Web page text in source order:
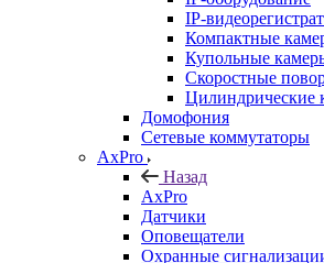
IP-
Компактные
Купольные
Скоростные
Цилиндрические
Домофония
Сетевые коммутаторы
AxPro
Назад
AxPro
Датчики
Оповещатели
Охранные